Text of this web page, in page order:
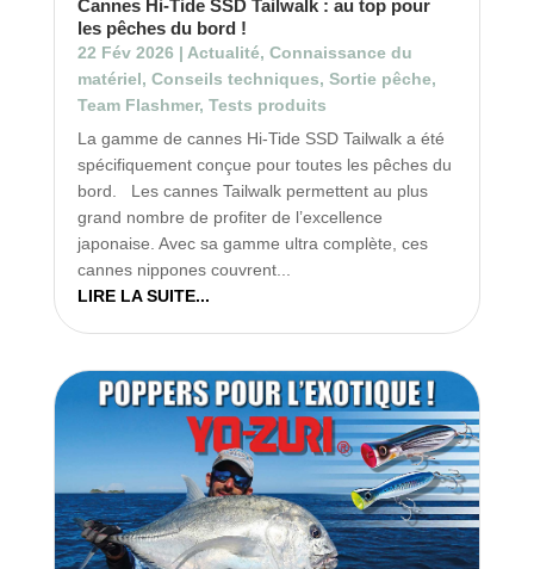
Cannes Hi-Tide SSD Tailwalk : au top pour
les pêches du bord !
22 Fév 2026 | Actualité, Connaissance du
matériel, Conseils techniques, Sortie pêche,
Team Flashmer, Tests produits
La gamme de cannes Hi-Tide SSD Tailwalk a été
spécifiquement conçue pour toutes les pêches du
bord. Les cannes Tailwalk permettent au plus
grand nombre de profiter de l’excellence
japonaise. Avec sa gamme ultra complète, ces
cannes nippones couvrent...
LIRE LA SUITE...